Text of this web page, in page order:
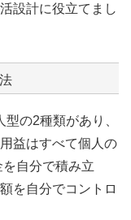
設計に役立てまし
の2種類があり、
益はすべて個人の
自分で積み立
を自分でコントロ